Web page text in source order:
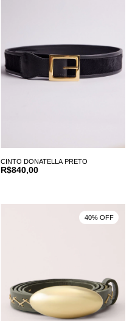
CINTO DONATELLA PRETO
R$840,00
40% OFF